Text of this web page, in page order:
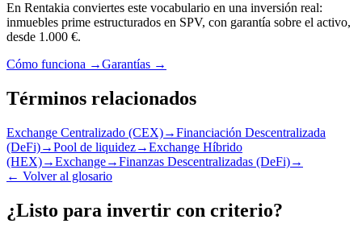
En Rentakia conviertes este vocabulario en una inversión real:
inmuebles prime estructurados en SPV, con garantía sobre el activo,
desde 1.000 €.
Cómo funciona →Garantías →
Términos relacionados
Exchange Centralizado (CEX)→Financiación Descentralizada
(DeFi)→Pool de liquidez→Exchange Híbrido
(HEX)→Exchange→Finanzas Descentralizadas (DeFi)→
← Volver al glosario
¿Listo para invertir con criterio?